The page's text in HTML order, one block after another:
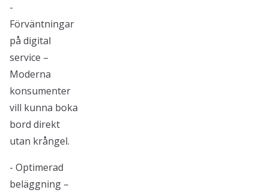
-
Förväntningar
på digital
service –
Moderna
konsumenter
vill kunna boka
bord direkt
utan krångel.
- Optimerad
beläggning –